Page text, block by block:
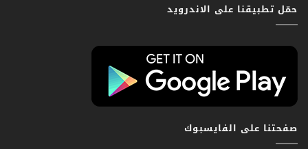
حمّل تطبيقنا على الاندرويد
صفحتنا على الفايسبوك